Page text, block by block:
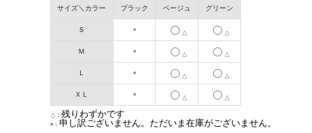
サイズ＼カラー ブラック ベージュ グリーン
Ｓ ×
△ △
Ｍ ×
△ △
Ｌ ×
△ △
ＸＬ ×
△ △
△： 残りわずかです
×： 申し訳ございません。ただいま在庫がございません。